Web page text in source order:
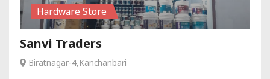
Hardware Store
Sanvi Traders
Biratnagar-4,Kanchanbari